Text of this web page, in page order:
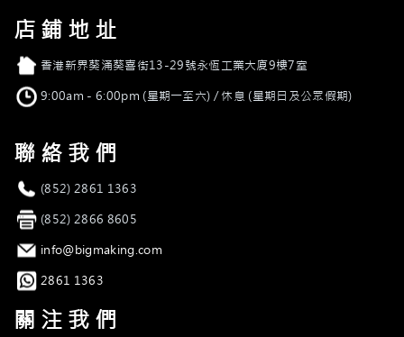
字
店鋪地址
店舖地址香港新界葵涌葵喜街13-29號永恆工業大廈9樓7室
營業時間9:00am - 6:00pm (星期一至六) / 休息 (星期日及公眾假期)
聯絡我們
電話 (852) 2861 1363
傳真 (852) 2866 8605
電郵 info@bigmaking.com
Whatsapp
2861 1363
關注我們